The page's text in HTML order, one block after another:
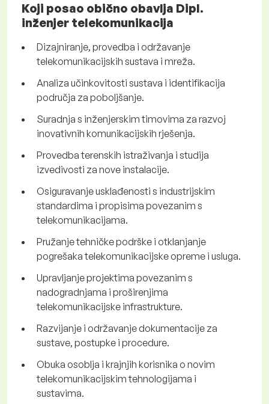
Koji posao obično obavlja Dipl.
inženjer telekomunikacija
Dizajniranje, provedba i održavanje
telekomunikacijskih sustava i mreža.
Analiza učinkovitosti sustava i identifikacija
područja za poboljšanje.
Suradnja s inženjerskim timovima za razvoj
inovativnih komunikacijskih rješenja.
Provedba terenskih istraživanja i studija
izvedivosti za nove instalacije.
Osiguravanje usklađenosti s industrijskim
standardima i propisima povezanim s
telekomunikacijama.
Pružanje tehničke podrške i otklanjanje
pogrešaka telekomunikacijske opreme i usluga.
Upravljanje projektima povezanim s
nadogradnjama i proširenjima
telekomunikacijske infrastrukture.
Razvijanje i održavanje dokumentacije za
sustave, postupke i procedure.
Obuka osoblja i krajnjih korisnika o novim
telekomunikacijskim tehnologijama i
sustavima.